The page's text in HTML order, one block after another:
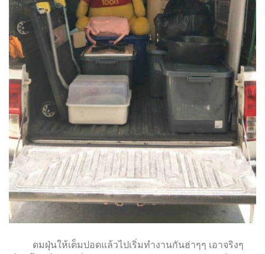
ดมฝุ่นให้เต็มปอดแล้วไปเริ่มทำงานกันฮ่าๆๆ เอาจริงๆ